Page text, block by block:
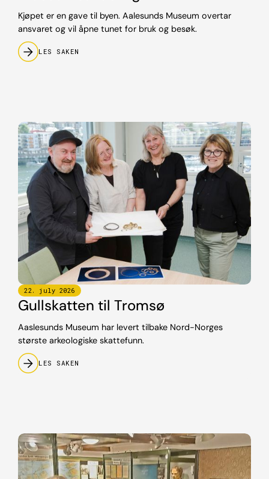
Kjøpet er en gave til byen. Aalesunds Museum overtar
ansvaret og vil åpne tunet for bruk og besøk.
LES SAKEN
22. july 2026
Gullskatten til Tromsø
Aaslesunds Museum har levert tilbake Nord-Norges
største arkeologiske skattefunn.
LES SAKEN